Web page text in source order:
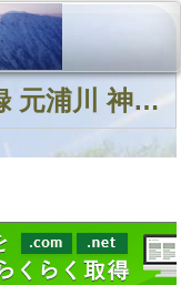
日記の検索 [タグ:山行記録 元浦川 神威岳 ルートルオマップ川] 01～01(01件中)